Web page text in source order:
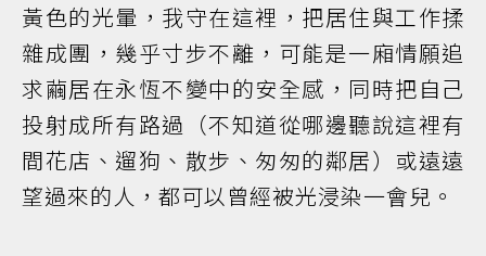
黃色的光暈，我守在這裡，把居住與工作揉
雜成團，幾乎寸步不離，可能是一廂情願追
求繭居在永恆不變中的安全感，同時把自己
投射成所有路過（不知道從哪邊聽說這裡有
間花店、遛狗、散步、匆匆的鄰居）或遠遠
望過來的人，都可以曾經被光浸染一會兒。